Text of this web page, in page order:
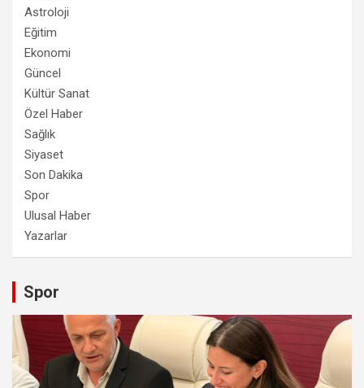
Astroloji
Eğitim
Ekonomi
Güncel
Kültür Sanat
Özel Haber
Sağlık
Siyaset
Son Dakika
Spor
Ulusal Haber
Yazarlar
Spor